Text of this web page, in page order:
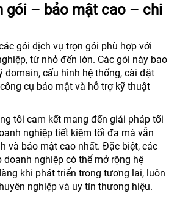
gói – bảo mật cao – chi
gói dịch vụ trọn gói phù hợp với
từ nhỏ đến lớn. Các gói này bao
domain, cấu hình hệ thống, cài đặt
cụ bảo mật và hỗ trợ kỹ thuật
tôi cam kết mang đến giải pháp tối
nghiệp tiết kiệm tối đa mà vẫn
và bảo mật cao nhất. Đặc biệt, các
nghiệp có thể mở rộng hệ
khi phát triển trong tương lai, luôn
nghiệp và uy tín thương hiệu.